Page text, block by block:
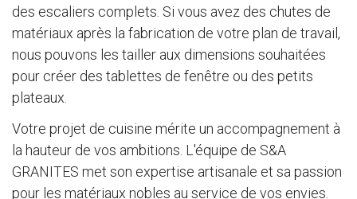
des escaliers complets. Si vous avez des chutes de
matériaux après la fabrication de votre plan de travail,
nous pouvons les tailler aux dimensions souhaitées
pour créer des tablettes de fenêtre ou des petits
plateaux.
Votre projet de cuisine mérite un accompagnement à
la hauteur de vos ambitions. L'équipe de S&A
GRANITES met son expertise artisanale et sa passion
pour les matériaux nobles au service de vos envies.